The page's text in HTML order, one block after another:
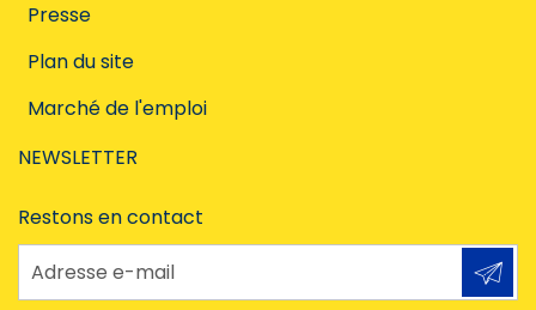
Presse
Plan du site
Marché de l'emploi
NEWSLETTER
Restons en contact
Adresse e-mail